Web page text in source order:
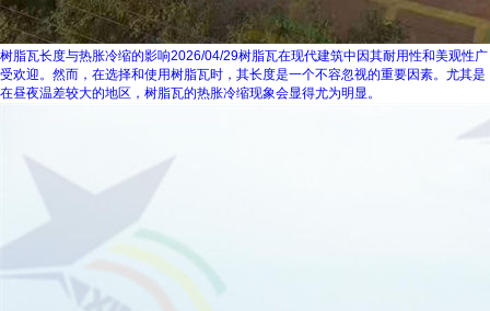
树脂瓦长度与热胀冷缩的影响2026/04/29树脂瓦在现代建筑中因其耐用性和美观性广
受欢迎。然而，在选择和使用树脂瓦时，其长度是一个不容忽视的重要因素。尤其是
在昼夜温差较大的地区，树脂瓦的热胀冷缩现象会显得尤为明显。